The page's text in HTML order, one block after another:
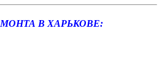
В ХАРЬКОВЕ: